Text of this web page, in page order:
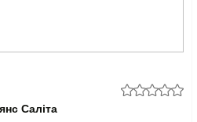
Саліта